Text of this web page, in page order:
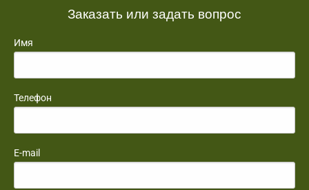
Заказать или задать вопрос
Имя
Телефон
E-mail